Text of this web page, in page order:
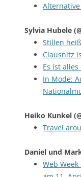
Alternative
Sylvia Hubele
Stillen
Clausnitz
Es ist
In Mode:
Heiko Kunkel
Travel
Daniel und
Web